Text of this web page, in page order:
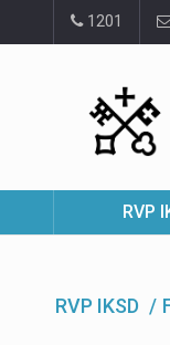
1201
RVP
RVP IKSD